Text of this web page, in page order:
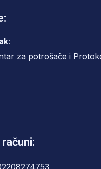
za potrošače i